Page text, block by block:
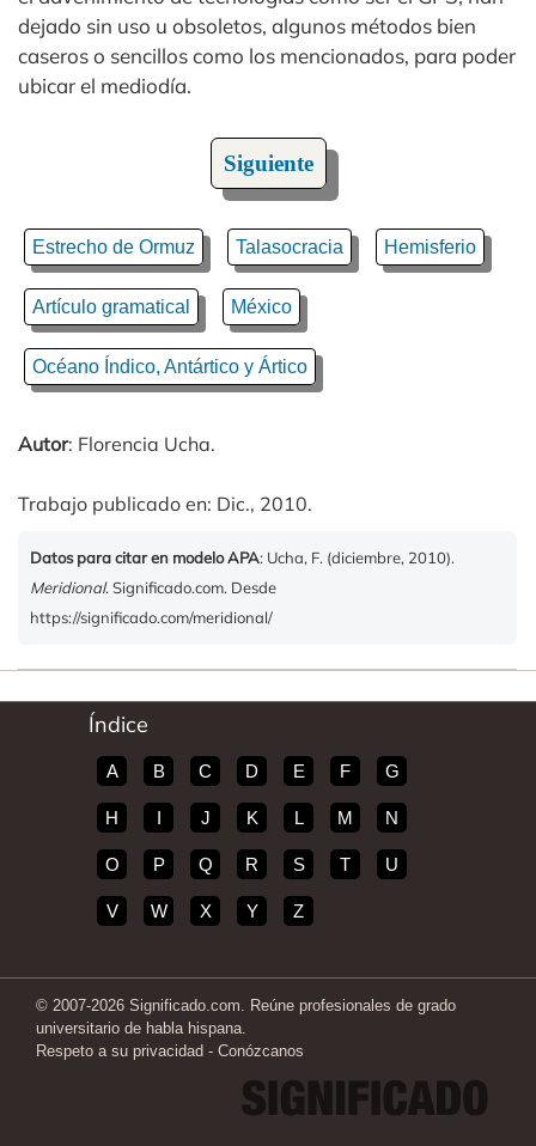
dejado sin uso u obsoletos, algunos métodos bien
caseros o sencillos como los mencionados, para poder
ubicar el mediodía.
Siguiente
Estrecho de Ormuz Talasocracia Hemisferio
Artículo gramatical México
Océano Índico, Antártico y Ártico
Autor: Florencia Ucha.
Trabajo publicado en: Dic., 2010.
Datos para citar en modelo APA: Ucha, F. (diciembre, 2010).
Meridional. Significado.com. Desde
https://significado.com/meridional/
Índice
A B C D E F G
H I J K L M N
O P Q R S T U
V W X Y Z
© 2007-2026 Significado.com. Reúne profesionales de grado
universitario de habla hispana.
Respeto a su privacidad - Conózcanos